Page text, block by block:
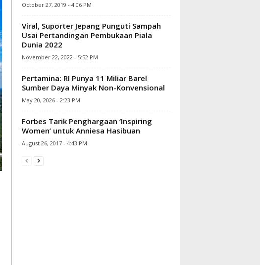
October 27, 2019 - 4:06 PM
Viral, Suporter Jepang Punguti Sampah
Usai Pertandingan Pembukaan Piala
Dunia 2022
November 22, 2022 - 5:52 PM
Pertamina: RI Punya 11 Miliar Barel
Sumber Daya Minyak Non-Konvensional
May 20, 2026 - 2:23 PM
Forbes Tarik Penghargaan ‘Inspiring
Women’ untuk Anniesa Hasibuan
August 26, 2017 - 4:43 PM